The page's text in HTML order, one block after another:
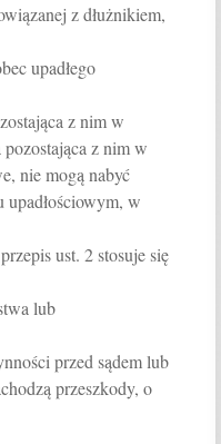
z dłużnikiem,
upadłego
z nim w
z nim w
nie mogą nabyć
upadłościowym, w
ust. 2 stosuje się
lub
przed sądem lub
przeszkody, o